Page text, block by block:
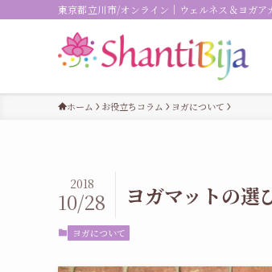
東京都立川市/オンライン｜ウェルネス＆ヨガア
ホーム お役立ちコラム ヨガについて
ヨガマットの選
2018
10/28
ヨガについて